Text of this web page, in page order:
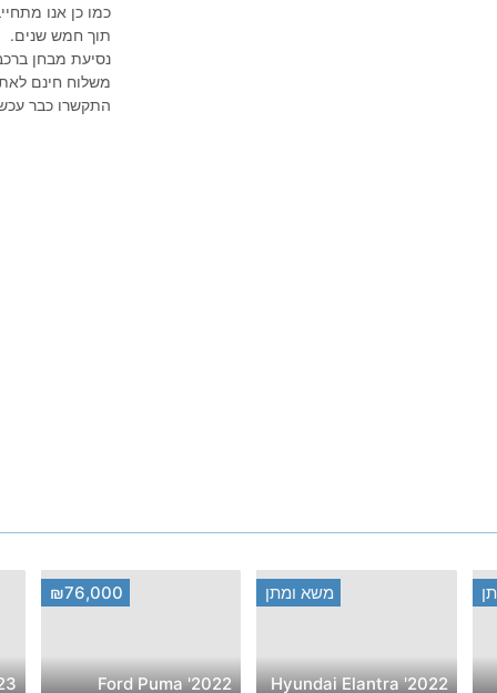
כמו כן אנו
תוך חמש שנים.
נסיעת מבחן
משלוח חינם
התקשרו כבר
משא ומתן
2022' Hyundai Elantra
₪76,000
2022' Ford Puma